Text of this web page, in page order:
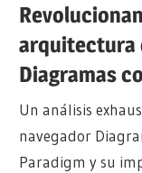
arquitectura
Diagramas
Un análisis
navegador
Paradigm y su